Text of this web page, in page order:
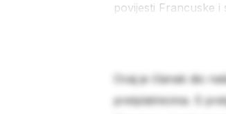
povijesti Francuske i
Ovaj je članak dio
pretplatnicima. S